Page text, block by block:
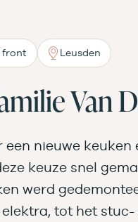
front Leusden
Van
nieuwe
keuze snel
werd
tot het stuc-